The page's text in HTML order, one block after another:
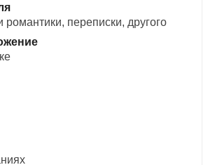
переписки, другого